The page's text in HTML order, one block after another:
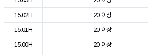
15.02H
20 이상
15.01H
20 이상
15.00H
20 이상